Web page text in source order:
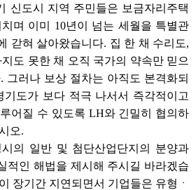
신도시 지역 주민들은 보금자리주택
며 이미 10년이 넘는 세월을 특별관
갇혀 살아왔습니다. 집 한 채 수리도,
도 못한 채 오직 국가의 약속만 믿으
그러나 보상 절차는 아직도 본격화되
기도가 보다 적극 나서서 즉각적이고
어질 수 있도록 LH와 긴밀히 협의하
오.
의 일반 및 첨단산업단지의 분양과
적인 해법을 제시해 주시길 바라겠습
장기간 지연되면서 기업들은 유형ㆍ